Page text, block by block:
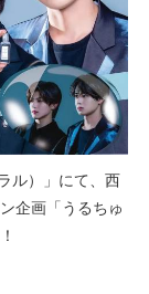
ル）」にて、西
企画「うるちゅ